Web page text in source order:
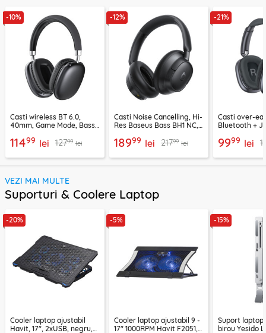
-10%
Casti wireless BT 6.0,
40mm, Game Mode, Bass
11499 lei 12799 lei
-12%
Casti Noise Cancelling, Hi-
Res Baseus Bass BH1 NC,
18999 lei 21799 lei
-21%
Casti over-
Bluetooth +
9999 lei
VEZI MAI MULTE
Suporturi & Coolere Laptop
-20%
Cooler laptop ajustabil
Havit, 17", 2xUSB, negru,
-5%
Cooler laptop ajustabil 9 -
17" 1000RPM Havit F2051,
-15%
Suport laptop
birou Yesido